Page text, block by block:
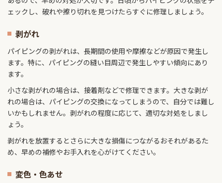
ェックし、破れや擦り切れを見つけたらすぐに修理しましょう。
剥がれ
パイピングの剥がれは、長期間の使用や摩擦などが原因で発生し
ます。特に、パイピングの縫い目周辺で発生しやすい傾向にあり
ます。
小さな剥がれの場合は、接着剤などで修理できます。大きな剥が
れの場合は、パイピングの交換になってしまうので、自分では難し
いかもしれません。剥がれの程度に応じて、適切な対処をしまし
ょう。
剥がれを放置するとさらに大きな損傷につながるおそれがあるた
め、早めの補修やお手入れを心がけてください。
変色・色あせ